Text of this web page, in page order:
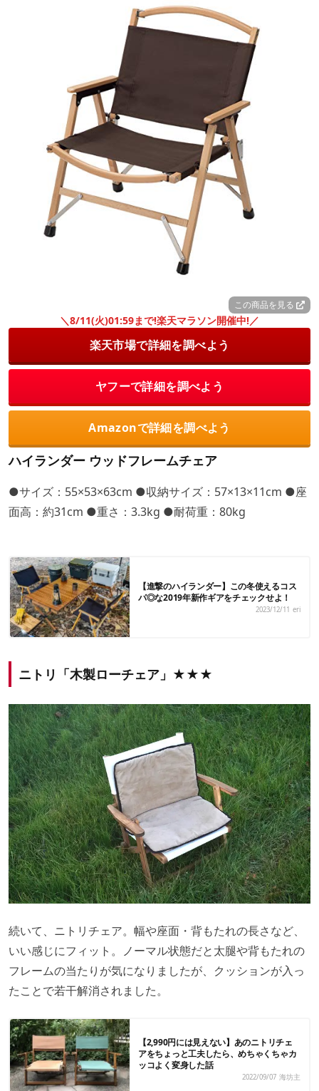
この商品を見る
＼8/11(火)01:59まで!楽天マラソン開催中!／
楽天市場で詳細を調べよう
ヤフーで詳細を調べよう
Amazonで詳細を調べよう
ハイランダー ウッドフレームチェア
●サイズ：55×53×63cm ●収納サイズ：57×13×11cm ●座
面高：約31cm ●重さ：3.3kg ●耐荷重：80kg
【進撃のハイランダー】この冬使えるコス
パ◎な2019年新作ギアをチェックせよ！
2023/12/11 eri
ニトリ「木製ローチェア」★★★
続いて、ニトリチェア。幅や座面・背もたれの長さなど、
いい感じにフィット。ノーマル状態だと太腿や背もたれの
フレームの当たりが気になりましたが、クッションが入っ
たことで若干解消されました。
【2,990円には見えない】あのニトリチェ
アをちょっと工夫したら、めちゃくちゃカ
ッコよく変身した話
2022/09/07 海坊主